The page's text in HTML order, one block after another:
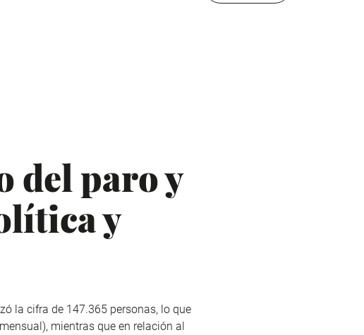
del paro y
y
la cifra de 147.365 personas, lo que
mientras que en relación al